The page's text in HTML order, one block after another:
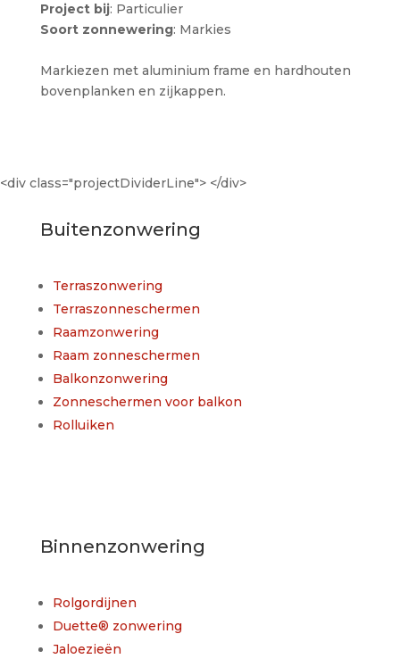
Project bij: Particulier
Soort zonnewering: Markies
Markiezen met aluminium frame en hardhouten
bovenplanken en zijkappen.
<div class="projectDividerLine"> </div>
Buitenzonwering
Terraszonwering
Terraszonneschermen
Raamzonwering
Raam zonneschermen
Balkonzonwering
Zonneschermen voor balkon
Rolluiken
Binnenzonwering
Rolgordijnen
Duette® zonwering
Jaloezieën